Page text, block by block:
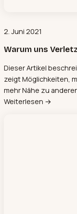
2. Juni 2021
Warum uns
Dieser Artikel
zeigt Möglichkeiten,
mehr Nähe zu
Weiterlesen →